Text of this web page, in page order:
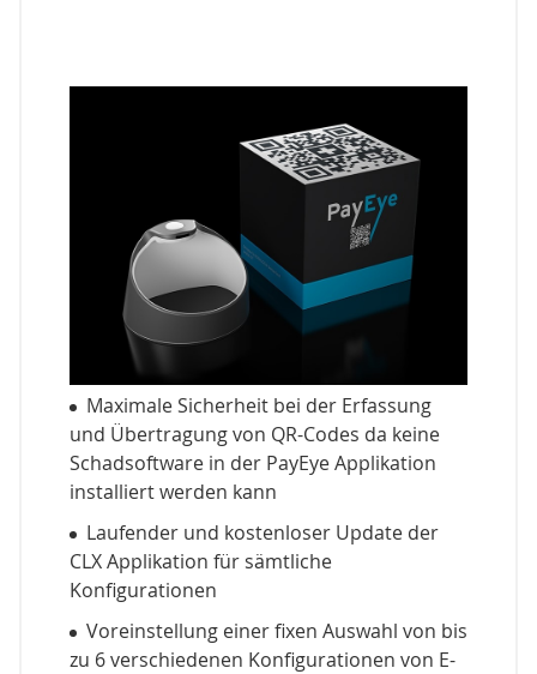
Maximale Sicherheit bei der Erfassung
und Übertragung von QR-Codes da keine
Schadsoftware in der PayEye Applikation
installiert werden kann
Laufender und kostenloser Update der
CLX Applikation für sämtliche
Konfigurationen
Voreinstellung einer fixen Auswahl von bis
zu 6 verschiedenen Konfigurationen von E-